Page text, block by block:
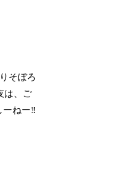
そぼろ
は、ご
ーねー‼️